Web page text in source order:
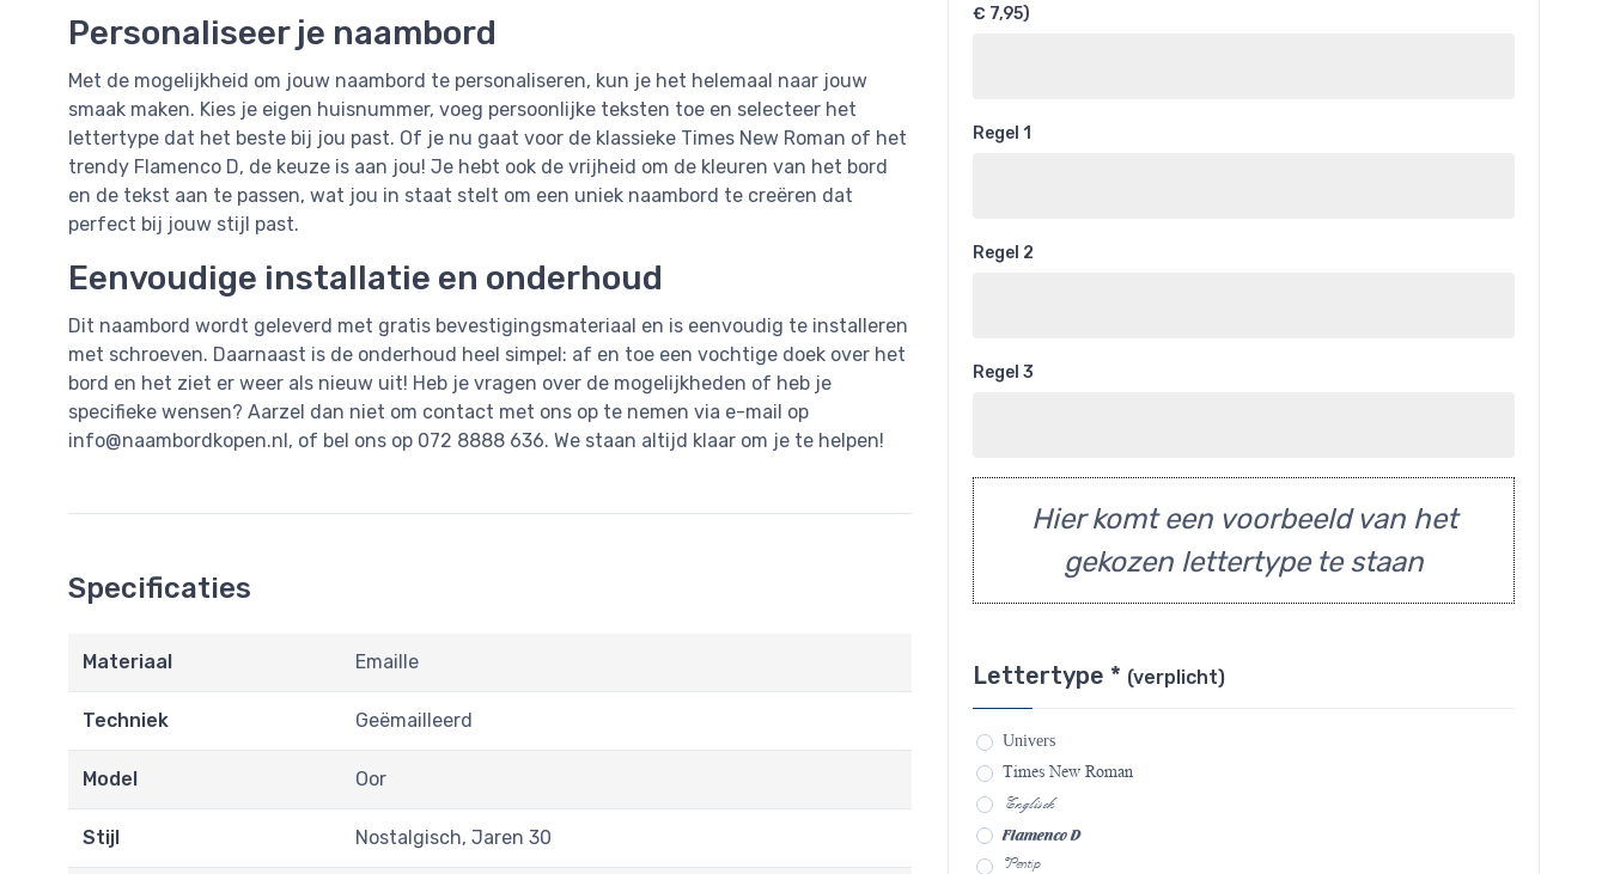
Personaliseer je naambord
Met de mogelijkheid om jouw naambord te personaliseren, kun je het helemaal naar jouw
smaak maken. Kies je eigen huisnummer, voeg persoonlijke teksten toe en selecteer het
lettertype dat het beste bij jou past. Of je nu gaat voor de klassieke Times New Roman of het
trendy Flamenco D, de keuze is aan jou! Je hebt ook de vrijheid om de kleuren van het bord
en de tekst aan te passen, wat jou in staat stelt om een uniek naambord te creëren dat
perfect bij jouw stijl past.
Eenvoudige installatie en onderhoud
Dit naambord wordt geleverd met gratis bevestigingsmateriaal en is eenvoudig te installeren
met schroeven. Daarnaast is de onderhoud heel simpel: af en toe een vochtige doek over het
bord en het ziet er weer als nieuw uit! Heb je vragen over de mogelijkheden of heb je
specifieke wensen? Aarzel dan niet om contact met ons op te nemen via e-mail op
info@naambordkopen.nl, of bel ons op 072 8888 636. We staan altijd klaar om je te helpen!
Specificaties
Materiaal Emaille
Techniek Geëmailleerd
Model Oor
Stijl Nostalgisch, Jaren 30
€ 7,95)
Regel 1
Regel 2
Regel 3
Hier komt een voorbeeld van het
gekozen lettertype te staan
Lettertype * (verplicht)
Univers
Times New Roman
Englisch
Flamenco D
Pentip